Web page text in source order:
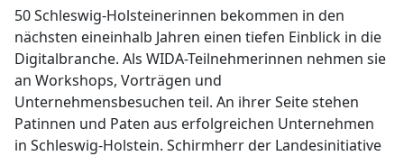
50 Schleswig-Holsteinerinnen bekommen in den
nächsten eineinhalb Jahren einen tiefen Einblick in die
Digitalbranche. Als WIDA-Teilnehmerinnen nehmen sie
an Workshops, Vorträgen und
Unternehmensbesuchen teil. An ihrer Seite stehen
Patinnen und Paten aus erfolgreichen Unternehmen
in Schleswig-Holstein. Schirmherr der Landesinitiative